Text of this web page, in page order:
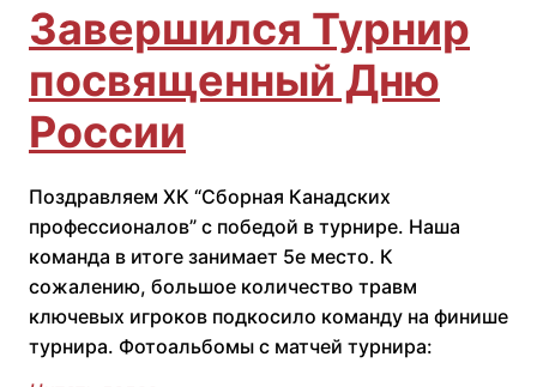
Завершился Турнир
посвященный Дню
России
Поздравляем ХК “Сборная Канадских
профессионалов” с победой в турнире. Наша
команда в итоге занимает 5е место. К
сожалению, большое количество травм
ключевых игроков подкосило команду на финише
турнира. Фотоальбомы с матчей турнира: